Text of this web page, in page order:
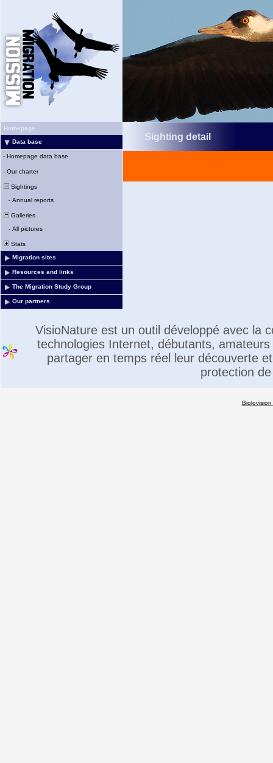
Homepage
Data base
- Homepage data base
- Our charter
Sightings
- Annual reports
Galleries
- All pictures
Stats
Migration sites
Resources and links
The Migration Study Group
Our partners
Sighting detail
VisioNature est un outil développé avec la
technologies Internet, débutants,
partager en temps réel leur découverte
protection
Biolovision